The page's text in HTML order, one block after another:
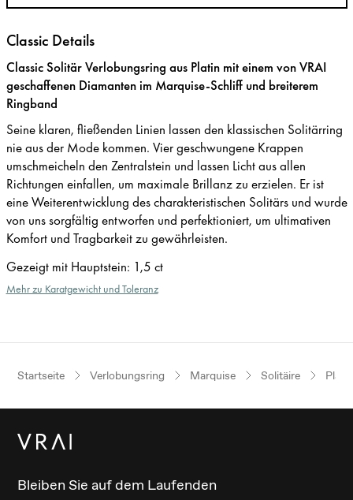
Classic Details
Classic Solitär Verlobungsring aus Platin mit einem von VRAI
geschaffenen Diamanten im Marquise-Schliff und breiterem
Ringband
Seine klaren, fließenden Linien lassen den klassischen Solitärring
nie aus der Mode kommen. Vier geschwungene Krappen
umschmeicheln den Zentralstein und lassen Licht aus allen
Richtungen einfallen, um maximale Brillanz zu erzielen. Er ist
eine Weiterentwicklung des charakteristischen Solitärs und wurde
von uns sorgfältig entworfen und perfektioniert, um ultimativen
Komfort und Tragbarkeit zu gewährleisten.
Gezeigt mit Hauptstein: 1,5 ct
Mehr zu Karatgewicht und Toleranz
Startseite Verlobungsring Marquise Solitäire Platin
Bleiben Sie auf dem Laufenden